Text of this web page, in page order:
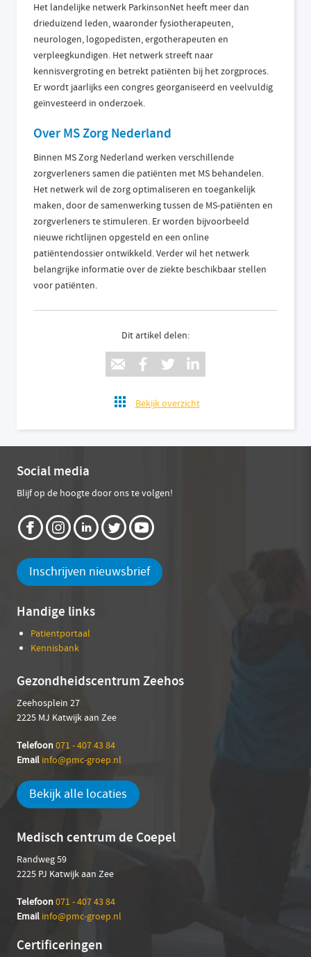
Het landelijke netwerk ParkinsonNet heeft meer dan
drieduizend leden, waaronder fysiotherapeuten,
neurologen, logopedisten, ergotherapeuten en
verpleegkundigen. Het netwerk streeft naar
kennisvergroting en betrekt patiënten bij het zorgproces.
Er wordt jaarlijks een congres georganiseerd en veelvuldig
geïnvesteerd in onderzoek.
Over MS Zorg Nederland
Binnen MS Zorg Nederland werken verschillende
zorgverleners samen die patiënten met MS behandelen.
Het netwerk wil de zorg optimaliseren en toegankelijk
maken, door de samenwerking tussen de MS-patiënten en
zorgverleners te stimuleren. Er worden bijvoorbeeld
nieuwe richtlijnen opgesteld en een online
patiëntendossier ontwikkeld. Verder wil het netwerk
belangrijke informatie over de ziekte beschikbaar stellen
voor patiënten.
Dit artikel delen:
Bekijk overzicht
Social media
Blijf op de hoogte door ons te volgen!
Inschrijven nieuwsbrief
Handige links
Patientportaal
Kennisbank
Gezondheidscentrum Zeehos
Zeehosplein 27
2225 MJ Katwijk aan Zee
Telefoon071 - 407 43 84
Email info@pmc-groep.nl
Bekijk alle locaties
Medisch centrum de Coepel
Randweg 59
2225 PJ Katwijk aan Zee
Telefoon071 - 407 43 84
Email info@pmc-groep.nl
Certificeringen